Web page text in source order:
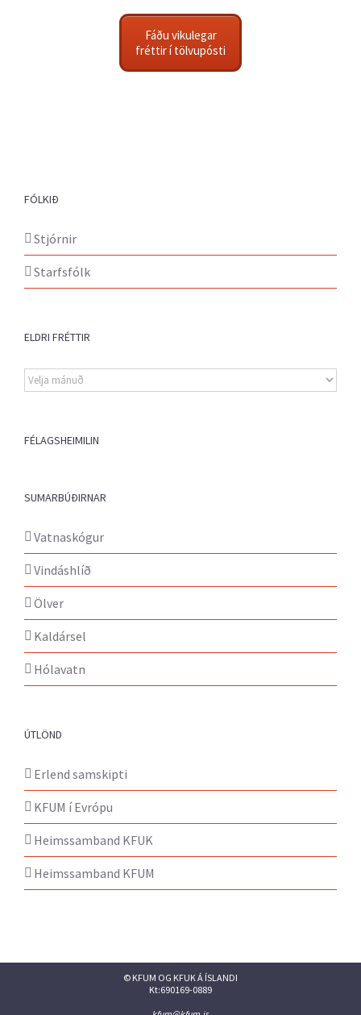
Fáðu vikulegar
fréttir í tölvupósti
FÓLKIÐ
Stjórnir
Starfsfólk
ELDRI FRÉTTIR
Eldri
fréttir
FÉLAGSHEIMILIN
SUMARBÚÐIRNAR
Vatnaskógur
Vindáshlíð
Ölver
Kaldársel
Hólavatn
ÚTLÖND
Erlend samskipti
KFUM í Evrópu
Heimssamband KFUK
Heimssamband KFUM
© KFUM OG KFUK Á ÍSLANDI
Kt:690169-0889